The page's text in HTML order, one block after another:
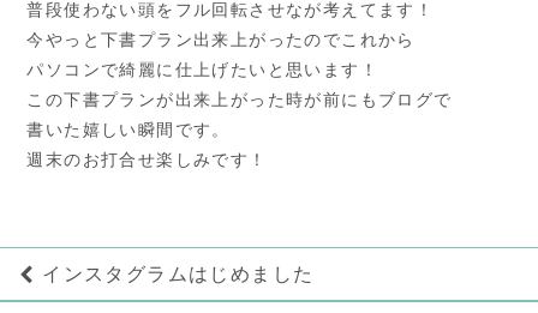
普段使わない頭をフル回転させなが考えてます！
今やっと下書プラン出来上がったのでこれから
パソコンで綺麗に仕上げたいと思います！
この下書プランが出来上がった時が前にもブログで
書いた嬉しい瞬間です。
週末のお打合せ楽しみです！
インスタグラムはじめました